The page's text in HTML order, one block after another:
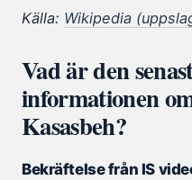
Källa: Wikipedia
Vad är den
informationen
Kasasbeh?
Bekräftelse från IS